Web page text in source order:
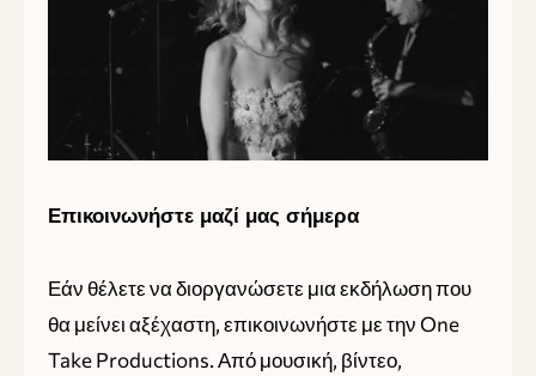
Επικοινωνήστε μαζί μας σήμερα
Εάν θέλετε να διοργανώσετε μια εκδήλωση που
θα μείνει αξέχαστη, επικοινωνήστε με την One
Take Productions. Από μουσική, βίντεο,